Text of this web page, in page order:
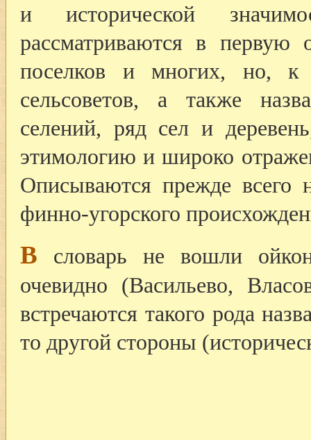
и исторической
рассматриваются в первую
поселков и многих, но, к
сельсоветов, а также
селений, ряд сел и
этимологию и широко
Описываются прежде всего
финно-угорского
В словарь не вошли
очевидно (Васильево,
встречаются такого рода
то другой стороны